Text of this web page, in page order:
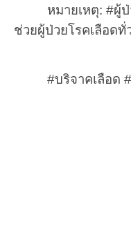
หมายเหตุ: #ผู้ป่
ช่วยผู้ป่วยโรคเลือดทั่
#บริจาคเลือด #